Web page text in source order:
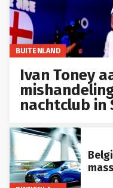
BUITENLAND
Ivan Toney
nachtclub in